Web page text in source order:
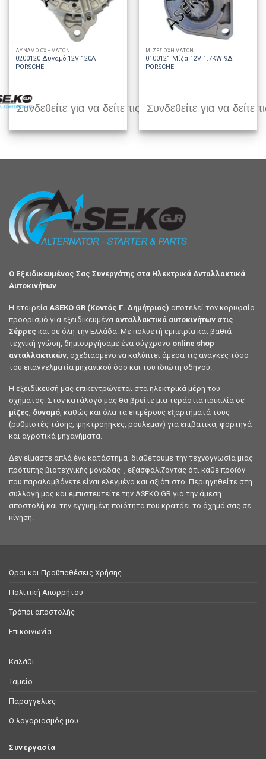
ΔΥΝΑΜΟ ΟΧΗΜΑΤΩΝ
0200120 Δυναμό 12V 120A
PORSCHE
Συνδεθείτε για να δείτε τις τιμές
ΜΙΖΕΣ ΟΧΗΜΑΤΩΝ
0100121 Μίζα 12V 1.7KW 9Δ
PORSCHE
Συνδεθείτε για να δείτε
Ο Εξειδικευμένος Σας Συνεργάτης στα Ηλεκτρικά Ανταλλακτικά
Αυτοκινήτων
Η εταιρεία ASEKO GR (Κοντός Γ. Δημήτριος) αποτελεί τον κορυφαίο
προορισμό για εξειδικευμένα ανταλλακτικά αυτοκινήτων στις
Σέρρες και σε όλη την Ελλάδα. Με πολυετή εμπειρία και βαθιά
τεχνική γνώση, δημιουργήσαμε ένα σύγχρονο online shop
ανταλλακτικών , σχεδιασμένο να καλύπτει άμεσα τις ανάγκες τόσο
του επαγγελματία μηχανικού όσο και του ιδιώτη οδηγού.
Η εξειδίκευσή μας επικεντρώνεται στα ηλεκτρικά μέρη του
οχήματος. Στον κατάλογό μας θα βρείτε μια τεράστια ποικιλία σε
μίζες, δυναμό, καθώς και όλα τα επιμέρους εξαρτήματά τους
(ρυθμιστές τάσης, ψήκτροηήκες, ρουλεμάν) για επιβατικά, φορτηγά
και αγροτικά μηχανήματα.
Δεν είμαστε απλά ένα κατάστημα· διαθέτουμε την τεχνογνωσία μιας
πρότυπης βιοτεχνικής μονάδας , εξασφαλίζοντας ότι κάθε προϊόν
που παραλαμβάνετε είναι ελεγμένο και αξιόπιστο. Περιηγηθείτε στη
συλλογή μας και εμπιστευτείτε την ASEKO GR για την άμεση
αποστολή και την εγγυημένη ποιότητα που κρατάει το όχημά σας σε
κίνηση.
Όροι και Προϋποθέσεις Χρήσης
Πολιτική Απορρήτου
Τρόποι αποστολής
Επικοινωνία
Καλάθι
Ταμείο
Παραγγελίες
Ο λογαριασμός μου
Συνεργασία